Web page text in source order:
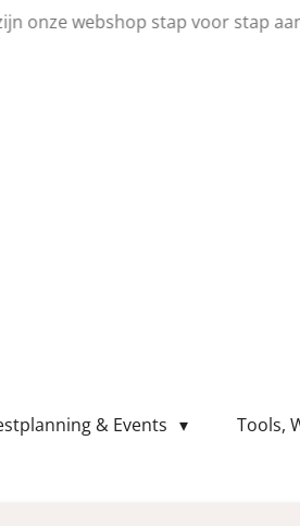
onze webshop stap voor stap
& Events Tools,